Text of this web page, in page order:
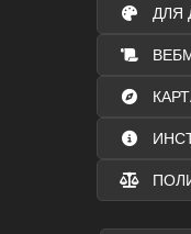
ДЛЯ